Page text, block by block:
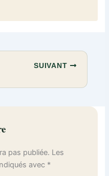
SUIVANT
pas publiée. Les
avec *